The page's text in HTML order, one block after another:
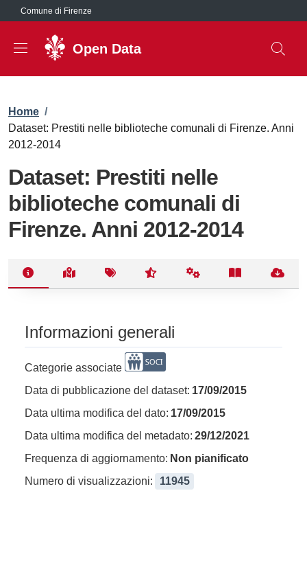
Salta al contenuto principale
Comune di Firenze
Open Data
Briciole di pane
Home /
Dataset: Prestiti nelle biblioteche comunali di Firenze. Anni
2012-2014
Dataset: Prestiti nelle
biblioteche comunali di
Firenze. Anni 2012-2014
Informazioni generali
Categorie associate
Data di pubblicazione del dataset: 17/09/2015
Data ultima modifica del dato: 17/09/2015
Data ultima modifica del metadato: 29/12/2021
Frequenza di aggiornamento: Non pianificato
Numero di visualizzazioni:
11945